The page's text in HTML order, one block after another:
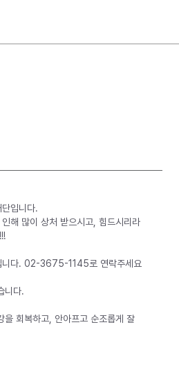
입니다.
해 많이 상처 받으시고, 힘드시리라
니다. 02-3675-1145로 연락주세요
니다.
을 회복하고, 안아프고 순조롭게 잘